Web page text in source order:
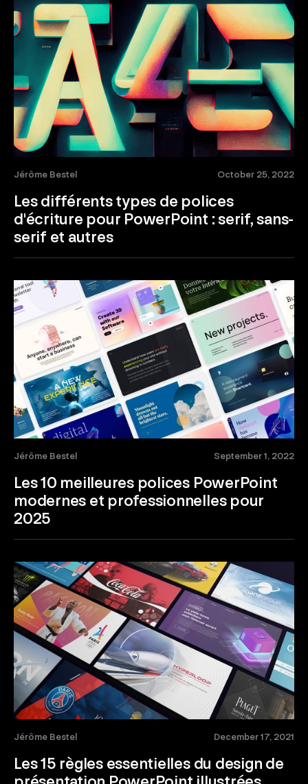
Jérôme Bestel October 25, 2022
Les différents types de polices
d'écriture pour PowerPoint : serif, sans-
serif et autres
Jérôme Bestel September 1, 2022
Les 10 meilleures polices PowerPoint
modernes et professionnelles pour
2025
Jérôme Bestel December 17, 2021
Les 15 règles essentielles du design de